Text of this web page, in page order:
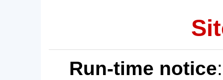
Run-time notice